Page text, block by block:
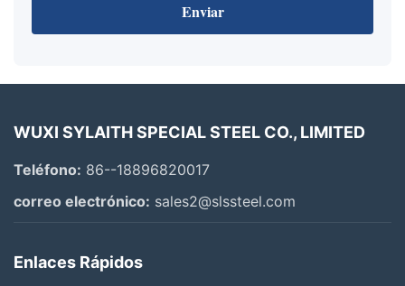
Enviar
WUXI SYLAITH SPECIAL STEEL CO., LIMITED
Teléfono: 86--18896820017
correo electrónico: sales2@slssteel.com
Enlaces Rápidos